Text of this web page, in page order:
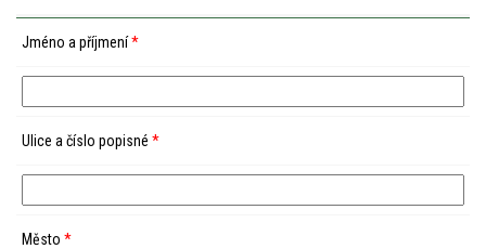
Jméno a příjmení*
Ulice a číslo popisné *
Město *